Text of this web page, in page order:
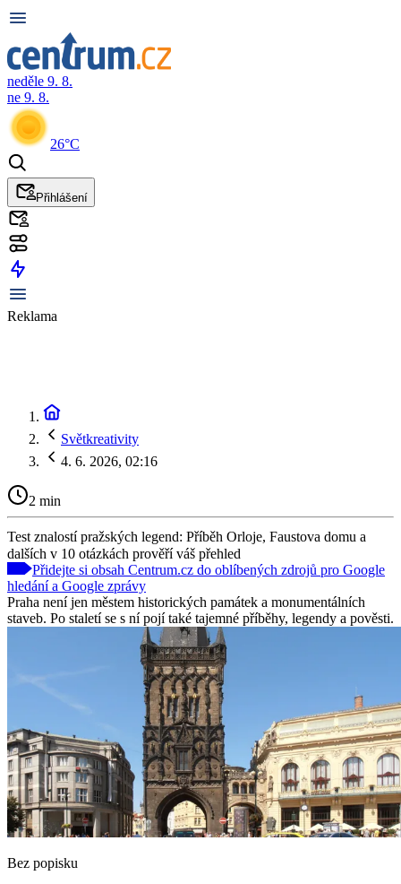
neděle 9. 8.
ne 9. 8.
26°C
Přihlášení
Reklama
Světkreativity
4. 6. 2026, 02:16
2 min
Test znalostí pražských legend: Příběh Orloje, Faustova domu a
dalších v 10 otázkách prověří váš přehled
Přidejte si obsah Centrum.cz do oblíbených zdrojů pro Google
hledání a Google zprávy
Praha není jen městem historických památek a monumentálních
staveb. Po staletí se s ní pojí také tajemné příběhy, legendy a pověsti.
Bez popisku